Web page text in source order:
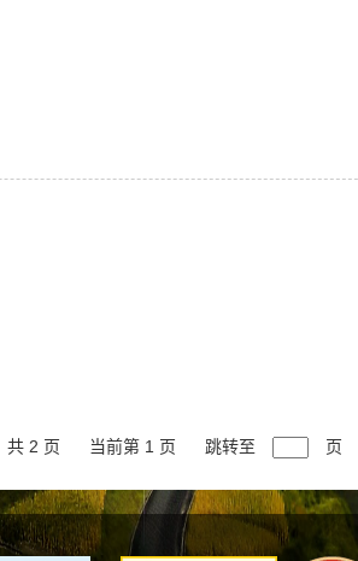
共 2 页 当前第 1 页 跳转至 页